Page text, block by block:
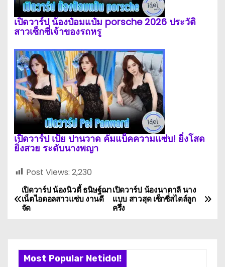
เปิดวาร์ป น้องป๋อมแป๋ม porsche 2026 ประวัติ
สาวเซ็กซี่เจ้าของรถหรู
เปิดวาร์ป เป้ย ปานวาด คัมแบ็คความแซ่บ! ยิ่งโสด
ยิ่งสวย ระดับนางพญา
Post Views: 2,230
P
เปิดวาร์ป น้องนาตาลี นาง
แบบ สาวสุด เซ็กซี่สไตล์ลูก
ครึ่ง
เปิดวาร์ป น้องนิวตี้ ธนิษฐ์ฌา
เน็ตไอดอลสาวแซ่บ งานดี
จัด
Most Popular Netidol!